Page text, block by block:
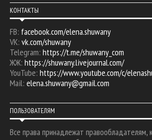
КОНТАКТЫ
FB: facebook.com/elena.shuwany
VK: vk.com/shuwany
Telegram: https://t.me/shuwany_com
ЖЖ: https://shuwany.livejournal.com/
YouTube: https://www.youtube.com/c/
Mail: elena.shuwany@gmail.com
ПОЛЬЗОВАТЕЛЯМ
Все права принадлежат правообладателям,